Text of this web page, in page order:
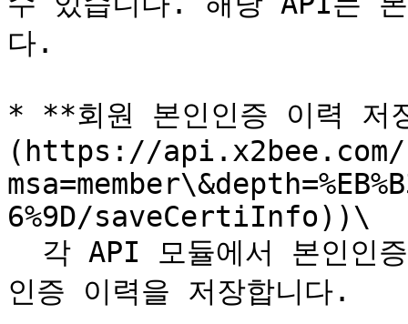
다.
* **회원 본인인증 이력
(https://api.x2bee.com/
6%9D/saveCertiInfo))\
인증 이력을 저장합니다.